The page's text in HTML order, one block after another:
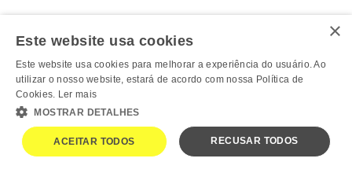
×
Este website usa cookies
Este website usa cookies para melhorar a experiência do usuário. Ao
utilizar o nosso website, estará de acordo com nossa Política de
Cookies. Ler mais
MOSTRAR DETALHES
ACEITAR TODOS RECUSAR TODOS